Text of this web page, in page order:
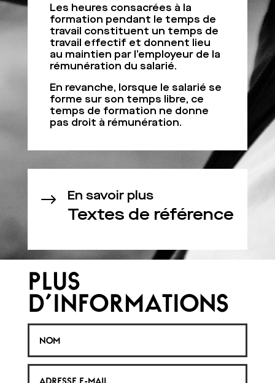
Les heures consacrées à la
formation pendant le temps de
travail constituent un temps de
travail effectif et donnent lieu
au maintien par l’employeur de la
rémunération du salarié.
En revanche, lorsque le salarié se
forme sur son temps libre, ce
temps de formation ne donne
pas droit à rémunération.
$ En savoir plus
Textes de référence
PLUS
D'INFORMATIONS